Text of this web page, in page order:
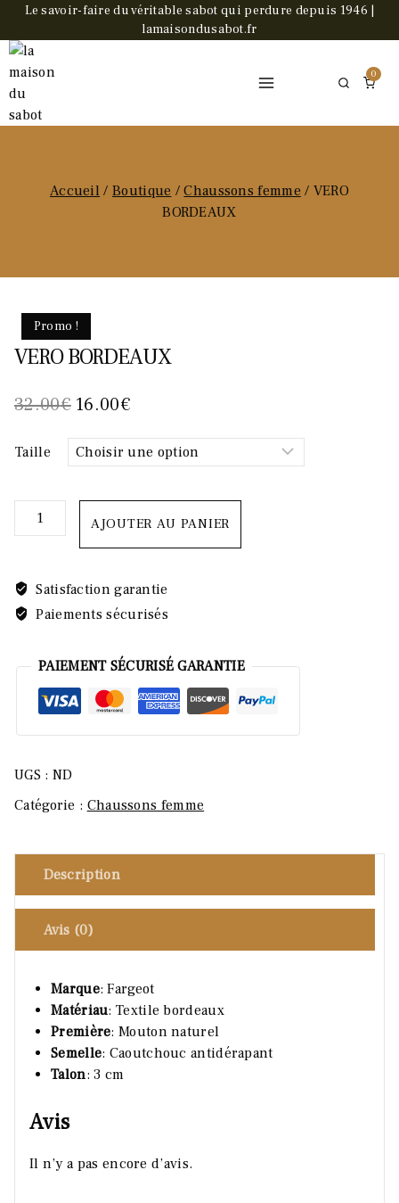
Skip
content
Le savoir-faire du véritable sabot qui perdure depuis 1946 |
lamaisondusabot.fr
0
Accueil / Boutique / Chaussons femme / VERO
BORDEAUX
Promo !
VERO BORDEAUX
32.00€ Le
initial
16.00€Le
actuel
Taille
quantité
de
AJOUTER AU PANIER
Satisfaction garantie
Paiements sécurisés
PAIEMENT SÉCURISÉ GARANTIE
UGS : ND
Catégorie : Chaussons femme
Description
Avis (0)
Marque: Fargeot
Matériau: Textile bordeaux
Première: Mouton naturel
Semelle: Caoutchouc antidérapant
Talon: 3 cm
Avis
Il n’y a pas encore d’avis.